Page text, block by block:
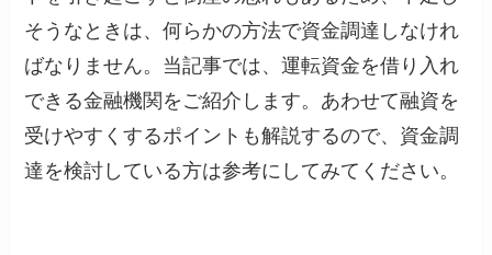
そうなときは、何らかの方法で資金調達しなけれ
ばなりません。当記事では、運転資金を借り入れ
できる金融機関をご紹介します。あわせて融資を
受けやすくするポイントも解説するので、資金調
達を検討している方は参考にしてみてください。